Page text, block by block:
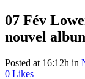
07 Fév
nouvel
Posted at 16:12h in
0 Likes